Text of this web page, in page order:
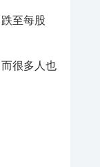
至每股
很多人也